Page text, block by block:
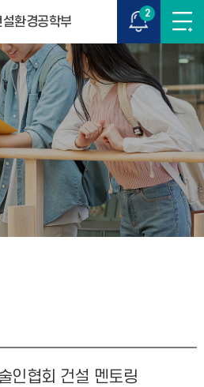
2
설환경공학부
인협회 건설 멘토링